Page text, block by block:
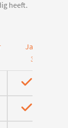
heeft.
Jaar
3